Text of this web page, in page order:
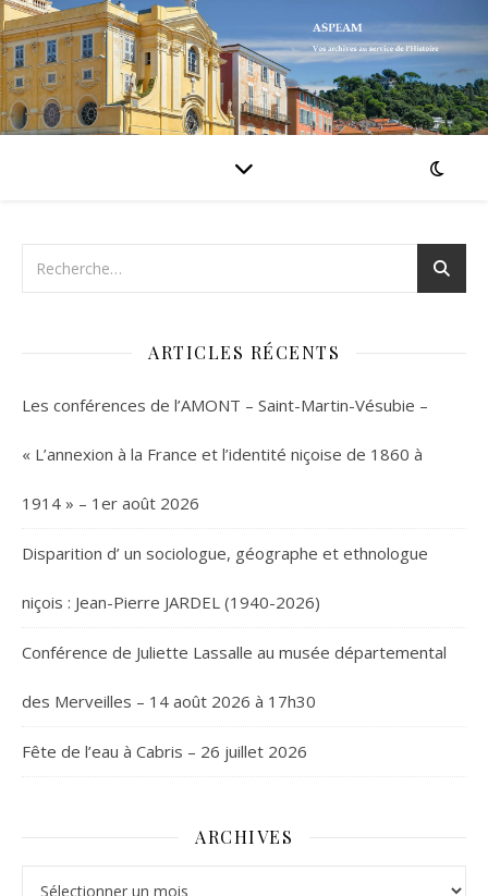
ARTICLES RÉCENTS
Les conférences de l’AMONT – Saint-Martin-Vésubie –
« L’annexion à la France et l’identité niçoise de 1860 à
1914 » – 1er août 2026
Disparition d’ un sociologue, géographe et ethnologue
niçois : Jean-Pierre JARDEL (1940-2026)
Conférence de Juliette Lassalle au musée départemental
des Merveilles – 14 août 2026 à 17h30
Fête de l’eau à Cabris – 26 juillet 2026
ARCHIVES